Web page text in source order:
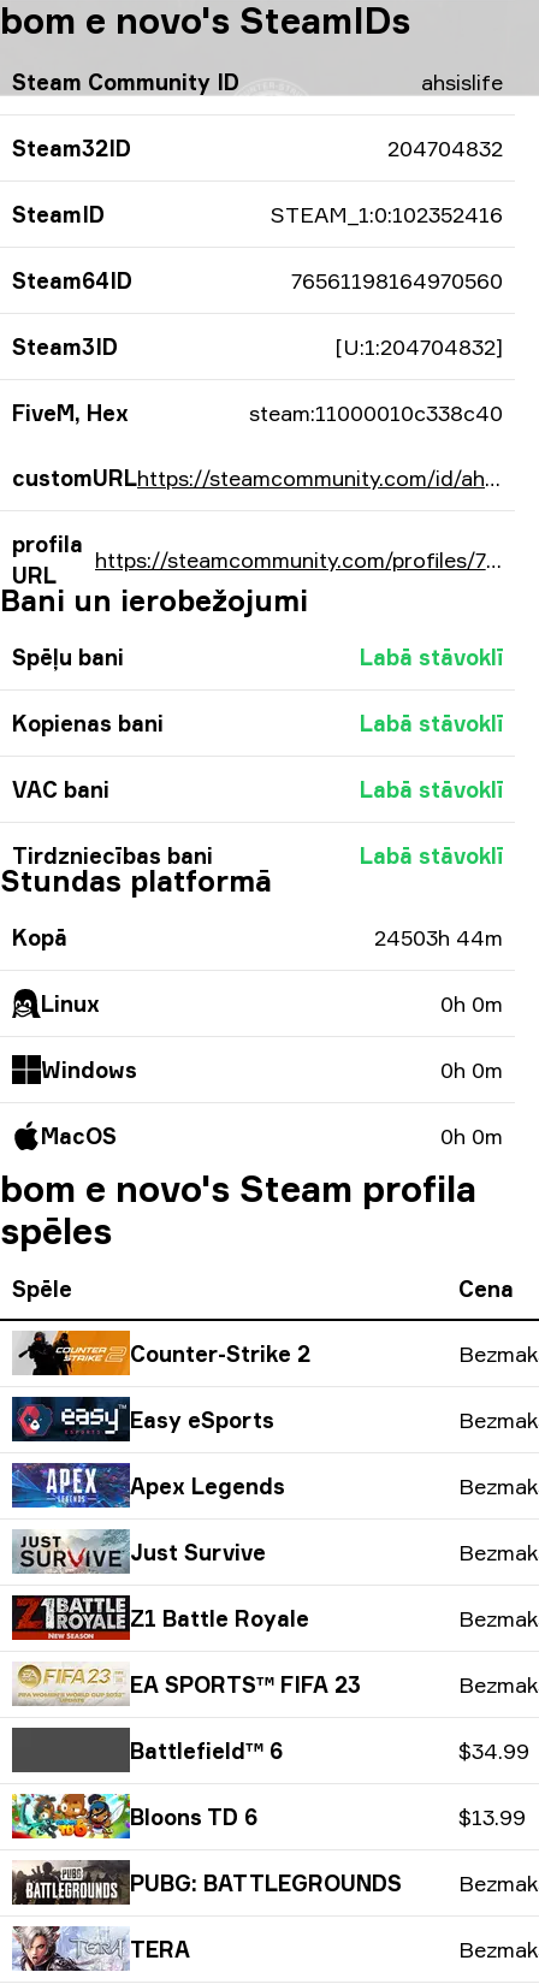
bom e novo's SteamIDs
Steam Community ID ahsislife
Steam32ID 204704832
SteamID STEAM_1:0:102352416
Steam64ID 76561198164970560
Steam3ID [U:1:204704832]
FiveM, Hex steam:11000010c338c40
customURL https://steamcommunity.com/id/ahsislife/
profila
URL
https://steamcommunity.com/profiles/76561198164970560/
Bani un ierobežojumi
Spēļu bani Labā stāvoklī
Kopienas bani Labā stāvoklī
VAC bani Labā stāvoklī
Tirdzniecības bani Labā stāvoklī
Stundas platformā
Kopā 24503h 44m
Linux 0h 0m
Windows 0h 0m
MacOS 0h 0m
bom e novo's Steam profila
spēles
Spēle Cena
Counter-Strike 2
Easy eSports
Apex Legends
Just Survive
Z1 Battle Royale
EA SPORTS™ FIFA 23
Battlefield™ 6 $34.99
Bloons TD 6 $13.99
PUBG: BATTLEGROUNDS
TERA